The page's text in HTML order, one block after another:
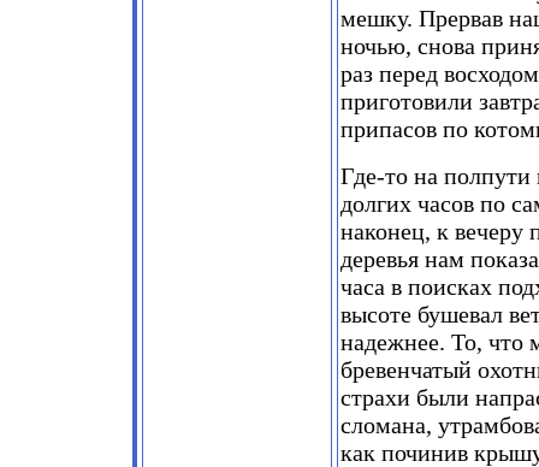
мешку. Прервав
ночью, снова
раз перед
приготовили
припасов по
Где-то на
долгих часов по
наконец, к
деревья нам
часа в поисках
высоте бушевал
надежнее. То, что
бревенчатый
страхи были
сломана,
как починив